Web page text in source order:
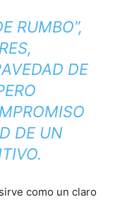
RUMBO”,
DE
DE UN
como un claro